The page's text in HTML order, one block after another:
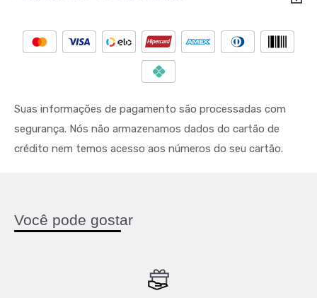
Suas informações de pagamento são processadas com
segurança. Nós não armazenamos dados do cartão de
crédito nem temos acesso aos números do seu cartão.
Você pode gostar